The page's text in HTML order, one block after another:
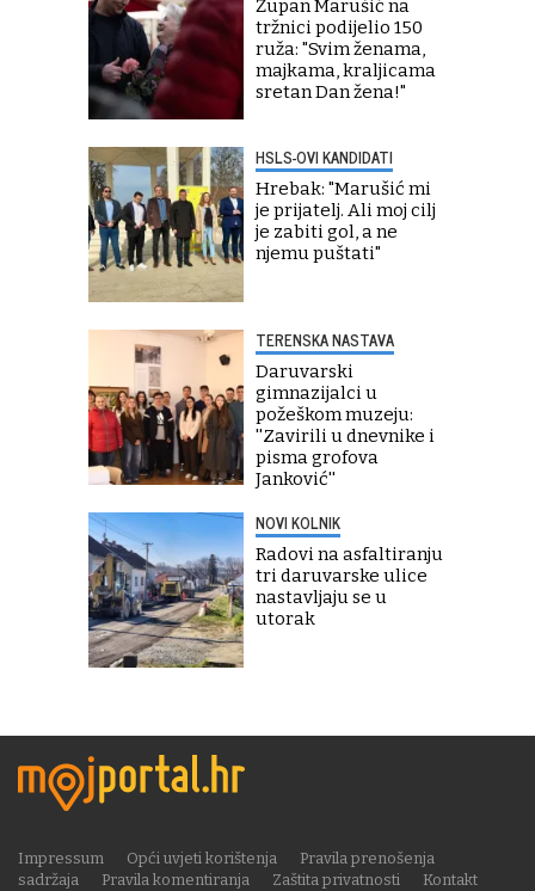
Župan Marušić na
tržnici podijelio 150
ruža: "Svim ženama,
majkama, kraljicama
sretan Dan žena!"
HSLS-OVI KANDIDATI
Hrebak: "Marušić mi
je prijatelj. Ali moj cilj
je zabiti gol, a ne
njemu puštati"
TERENSKA NASTAVA
Daruvarski
gimnazijalci u
požeškom muzeju:
''Zavirili u dnevnike i
pisma grofova
Janković''
NOVI KOLNIK
Radovi na asfaltiranju
tri daruvarske ulice
nastavljaju se u
utorak
Impressum Opći uvjeti korištenja
Pravila prenošenja
sadržaja
Pravila komentiranja Zaštita privatnosti
Kontakt